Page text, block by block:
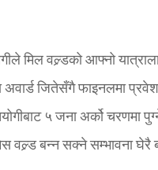
मिल वल्र्डको आफ्नो
अवार्ड जितेसँगै फाइनलमा
५ जना अर्को
वल्र्ड बन्न सक्ने सम्भावना घेरै